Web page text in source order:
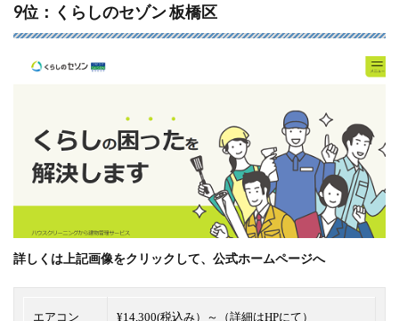
9位：くらしのセゾン 板橋区
詳しくは上記画像をクリックして、公式ホームページへ
エアコン ¥14,300(税込み）～（詳細はHPにて）